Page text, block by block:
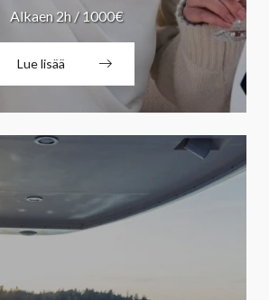
Alkaen 2h / 1000€
Lue lisää